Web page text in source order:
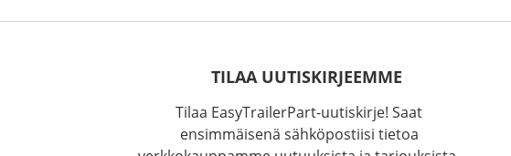
TILAA UUTISKIRJEEMME
Tilaa EasyTrailerPart-uutiskirje! Saat
ensimmäisenä sähköpostiisi tietoa